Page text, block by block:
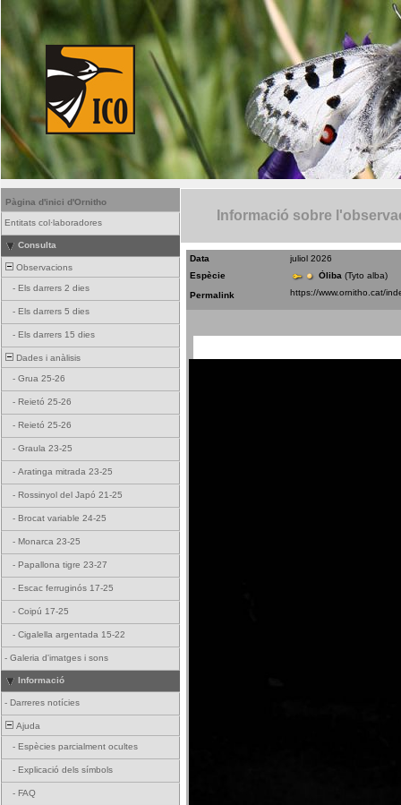
Pàgina d'inici d'Ornitho
Entitats col·laboradores
Consulta
Observacions
- Els darrers 2 dies
- Els darrers 5 dies
- Els darrers 15 dies
Dades i anàlisis
- Grua 25-26
- Reietó 25-26
- Reietó 25-26
- Graula 23-25
- Aratinga mitrada 23-25
- Rossinyol del Japó 21-25
- Brocat variable 24-25
- Monarca 23-25
- Papallona tigre 23-27
- Escac ferruginós 17-25
- Coipú 17-25
- Cigalella argentada 15-22
- Galeria d'imatges i sons
Informació
- Darreres notícies
Ajuda
- Espècies parcialment ocultes
- Explicació dels símbols
- FAQ
Informació sobre
Data
juliol 2026
Espècie
Òliba (Tyto alba)
Permalink